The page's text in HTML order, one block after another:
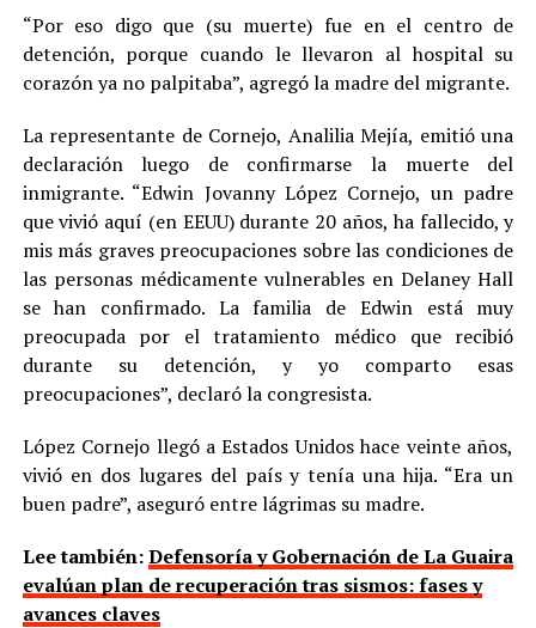
“Por eso digo que (su muerte) fue en el centro de
detención, porque cuando le llevaron al hospital su
corazón ya no palpitaba”, agregó la madre del migrante.
La representante de Cornejo, Analilia Mejía, emitió una
declaración luego de confirmarse la muerte del
inmigrante. “Edwin Jovanny López Cornejo, un padre
que vivió aquí (en EEUU) durante 20 años, ha fallecido, y
mis más graves preocupaciones sobre las condiciones de
las personas médicamente vulnerables en Delaney Hall
se han confirmado. La familia de Edwin está muy
preocupada por el tratamiento médico que recibió
durante su detención, y yo comparto esas
preocupaciones”, declaró la congresista.
López Cornejo llegó a Estados Unidos hace veinte años,
vivió en dos lugares del país y tenía una hija. “Era un
buen padre”, aseguró entre lágrimas su madre.
Lee también:Defensoría y Gobernación de La Guaira
evalúan plan de recuperación tras sismos: fases y
avances claves